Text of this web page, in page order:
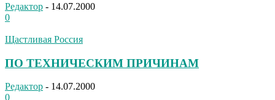
Редактор - 14.07.2000
0
Щастливая Россия
ПО ТЕХНИЧЕСКИМ ПРИЧИНАМ
Редактор - 14.07.2000
0